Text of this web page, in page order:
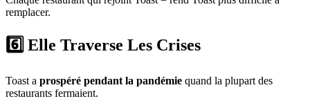
remplacer.
6️⃣ Elle Traverse Les Crises
Toast a prospéré pendant la pandémie quand la plupart des
restaurants fermaient.